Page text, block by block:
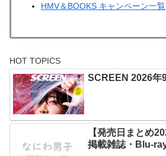
HMV＆BOOKS キャンペーン一覧
HOT TOPICS
SCREEN 2026年
【発売日まとめ
掲載雑誌・Blu-